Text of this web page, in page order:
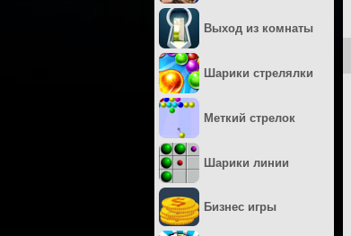
Выход из комнаты
Шарики стрелялки
Меткий стрелок
Шарики линии
Бизнес игры